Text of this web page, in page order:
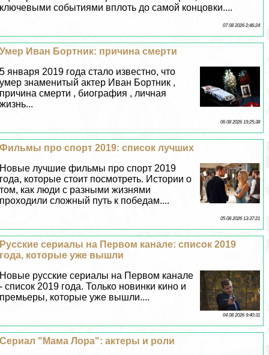
ключевыми событиями вплоть до самой концовки....
07 08 2026 2:46:24
Умер Иван Бортник: причина cмepти
5 января 2019 года стало известно, что
умер знаменитый актер Иван Бортник ,
причина cмepти , биография , личная
жизнь...
06 08 2026 19:25:38
Фильмы про спорт 2019: список лучших
Новые лучшие фильмы про спорт 2019
года, которые стоит посмотреть. Истории о
том, как люди с разными жизнями
проходили сложный путь к победам....
05 08 2026 13:37:21
Русские сериалы на Первом канале: список 2019
года, которые уже вышли
Новые русские сериалы на Первом канале
- список 2019 года. Только новинки кино и
премьеры, которые уже вышли....
04 08 2026 9:40:31
Сериал "Мама Лора": актеры и роли